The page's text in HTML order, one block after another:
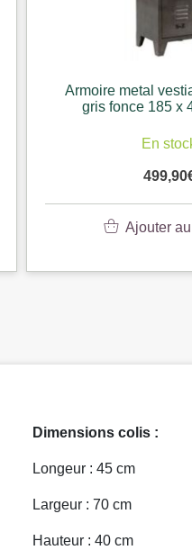
Armoire metal
gris fonce 185 x
En
499,90
Ajouter
Dimensions colis :
Longeur : 45 cm
Largeur : 70 cm
Hauteur : 40 cm